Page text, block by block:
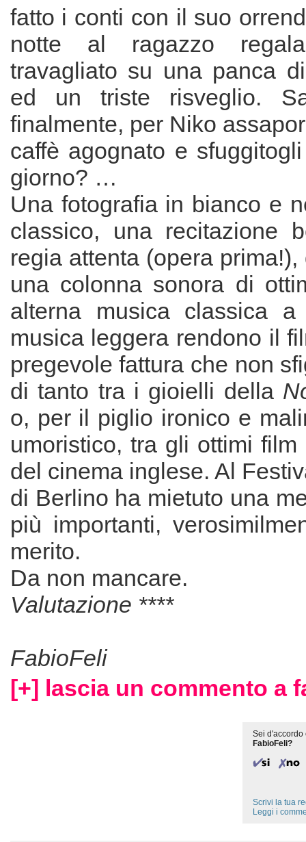
fatto i conti con il suo
notte al ragazzo
travagliato su una panca
ed un triste risveglio.
finalmente, per Niko
caffè agognato e
giorno? …
Una fotografia in bianco e
classico, una recitazione
regia attenta (opera
una colonna sonora di
alterna musica classica
musica leggera rendono il
pregevole fattura che non
di tanto tra i gioielli della
o, per il piglio ironico e
umoristico, tra gli ottimi film
del cinema inglese. Al
di Berlino ha mietuto una
più importanti,
merito.
Da non mancare.
Valutazione ****
FabioFeli
[+] lascia un commento a
Sei d'accordo
FabioFeli?
Scrivi la tua
Leggi i